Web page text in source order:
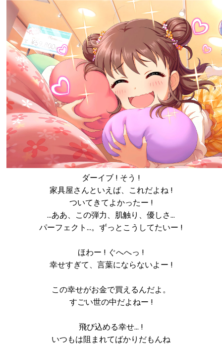
ダーイブ ! そう !
家具屋さんといえば、これだよね !
ついてきてよかったー !
…ああ、この弾力、肌触り、優しさ…
パーフェクト…。ずっとこうしてたいー !
ほわー ! ぐへへっ !
幸せすぎて、言葉にならないよー !
この幸せがお金で買えるんだよ。
すごい世の中だよねー !
飛び込める幸せ… !
いつもは阻まれてばかりだもんね